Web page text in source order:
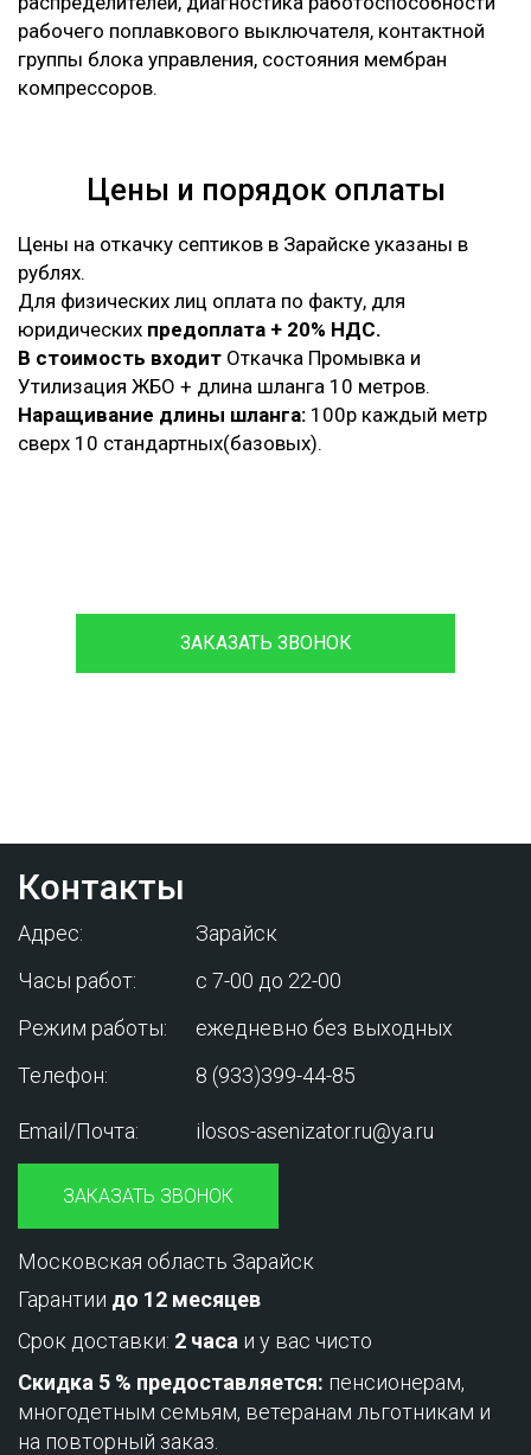
рабочего поплавкового выключателя, контактной
группы блока управления, состояния мембран
компрессоров.
Цены и порядок оплаты
Цены на откачку септиков в Зарайске указаны в
рублях.
Для физических лиц оплата по факту, для
юридических предоплата + 20% НДС.
В стоимость входит Откачка Промывка и
Утилизация ЖБО + длина шланга 10 метров.
Наращивание длины шланга: 100р каждый метр
сверх 10 стандартных(базовых).
ЗАКАЗАТЬ ЗВОНОК
Контакты
Адрес:
Зарайск
Часы работ:
с 7-00 до 22-00
Режим работы:
ежедневно без выходных
Телефон:
8 (933)399-44-85
Email/Почта: ilosos-asenizator.ru@ya.ru
ЗАКАЗАТЬ ЗВОНОК
Московская область Зарайск
Гарантии до 12 месяцев
Срок доставки: 2 часа и у вас чисто
Скидка 5 % предоставляется: пенсионерам,
многодетным семьям, ветеранам льготникам и
на повторный заказ.